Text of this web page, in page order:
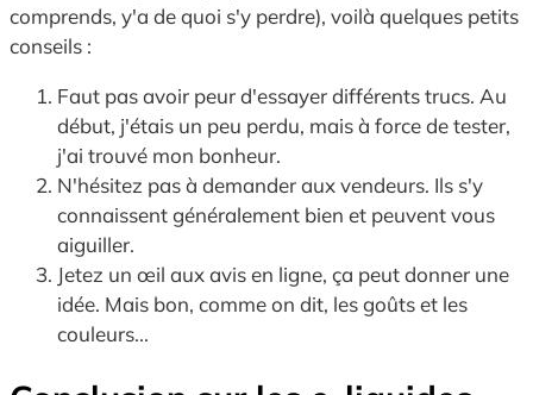
comprends, y'a de quoi s'y perdre), voilà quelques petits
conseils :
Faut pas avoir peur d'essayer différents trucs. Au
début, j'étais un peu perdu, mais à force de tester,
j'ai trouvé mon bonheur.
N'hésitez pas à demander aux vendeurs. Ils s'y
connaissent généralement bien et peuvent vous
aiguiller.
Jetez un œil aux avis en ligne, ça peut donner une
idée. Mais bon, comme on dit, les goûts et les
couleurs...